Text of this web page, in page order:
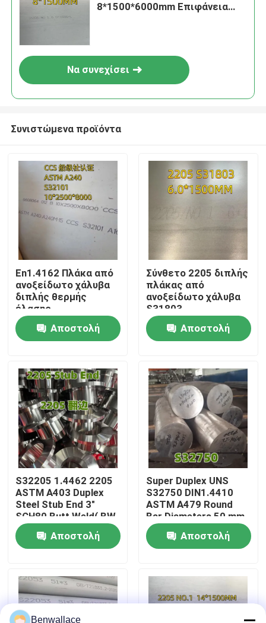
Σπίτι
Προϊόντα
Σχετικά με εμάς
περιοδεία στο εργοστάσιο
Έλεγχος ποιότητας
Επικοινωνήστε μαζί μας
Ειδήσεις
Υποθέσεις
Ζητήστε μια προσφορά
8*1500*6000mm Επιφάνεια
Να συνεχίσει
Συνιστώμενα προϊόντα
En1.4162 Πλάκα από
ανοξείδωτο χάλυβα
διπλής θερμής
έλασης
Αποστολή
Σύνθετο 2205 διπλής
πλάκας από
ανοξείδωτο χάλυβα
S31803
Αποστολή
S32205 1.4462 2205
ASTM A403 Duplex
Steel Stub End 3"
SCH80 Butt Weld( BW
)ANSI - B 16.9
Αποστολή
Super Duplex UNS
S32750 DIN1.4410
ASTM A479 Round
Bar Diameters 50 mm
With CV-Notch
ParameterΑποστολή
Benwallace